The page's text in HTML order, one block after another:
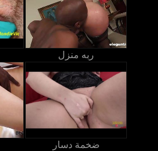
ربه منزل
ضخمة دسار